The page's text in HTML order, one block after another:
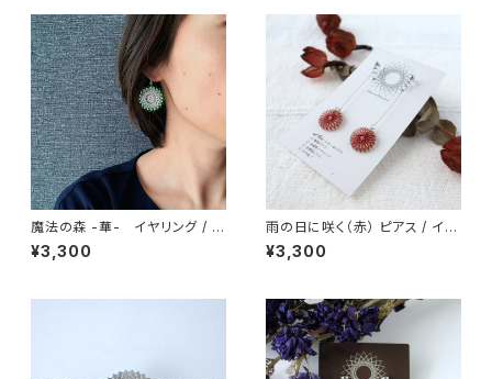
魔法の森 -華- イヤリング / ピ
アス / ノンホールピアス
¥3,300
雨の日に咲く（赤） ピアス / イヤ
リング / ノンホールピアス
¥3,300